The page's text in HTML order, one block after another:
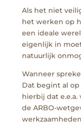
Als het niet
het werken op
een ideale
eigenlijk in
natuurlijk
Wanneer
Dat begint al
hierbij dat
de ARBO-